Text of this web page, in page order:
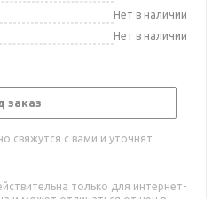
Нет в наличии
Нет в наличии
заказ
свяжутся с вами и уточнят
только для интернет-